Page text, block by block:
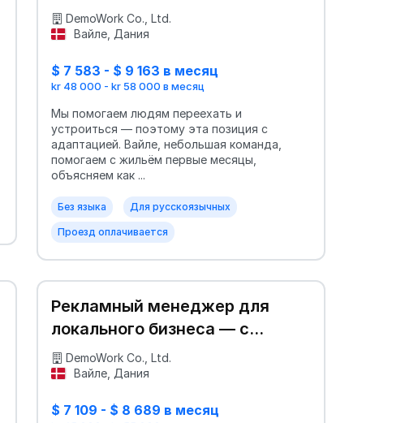
DemoWork Co., Ltd.
Вайле, Дания
$ 7 583 - $ 9 163 в месяц
kr 48 000 - kr 58 000 в месяц
Мы помогаем людям переехать и
устроиться — поэтому эта позиция с
адаптацией. Вайле, небольшая команда,
помогаем с жильём первые месяцы,
объясняем как ...
Без языка Для русскоязычных
Проезд оплачивается
Рекламный менеджер для
локального бизнеса — с
руками и головой
DemoWork Co., Ltd.
Вайле, Дания
$ 7 109 - $ 8 689 в месяц